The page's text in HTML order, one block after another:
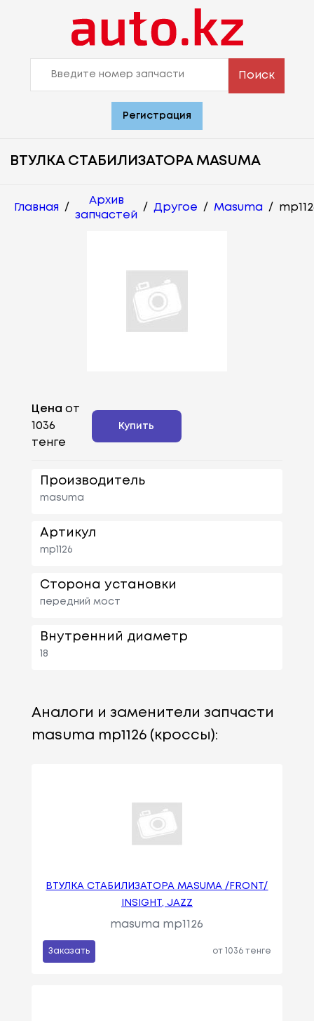
Поиск
Регистрация
ВТУЛКА СТАБИЛИЗАТОРА MASUMA
Главная /
Архив
запчастей
/ Другое / Masuma /
Цена от
1036
тенге
Купить
Производитель
masuma
Артикул
mp1126
Сторона установки
передний мост
Внутренний диаметр
18
Аналоги и заменители запчасти
masuma mp1126 (кроссы):
ВТУЛКА СТАБИЛИЗАТОРА MASUMA /FRONT/
INSIGHT, JAZZ
masuma mp1126
Заказать от 1036 тенге